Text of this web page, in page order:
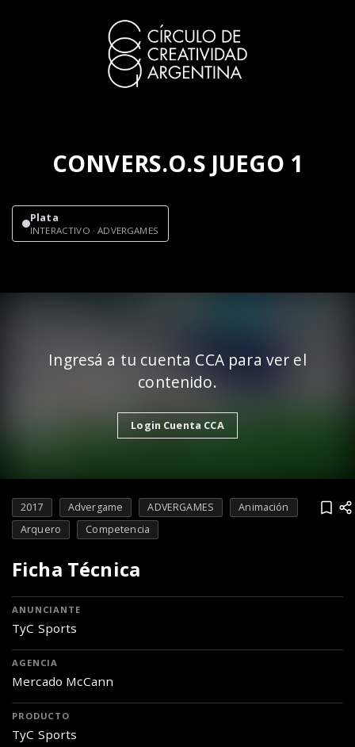
CONVERS.O.S JUEGO 1
Plata
INTERACTIVO · ADVERGAMES
Ingresá a tu cuenta CCA para ver el
contenido.
Login Cuenta CCA
2017 Advergame ADVERGAMES
Animación
Arquero
Competencia
Ficha Técnica
ANUNCIANTE
TyC Sports
AGENCIA
Mercado McCann
PRODUCTO
TyC Sports